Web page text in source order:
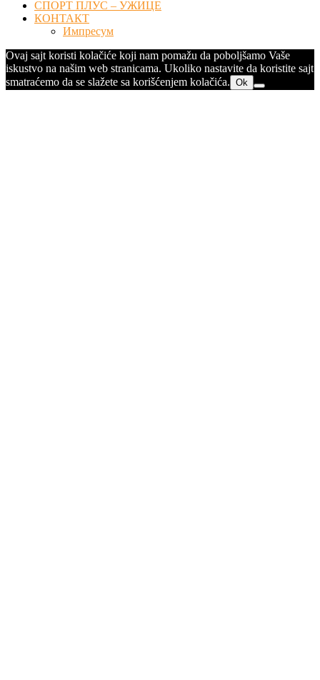
СПОРТ ПЛУС – УЖИЦЕ
КОНТАКТ
Импресум
Ovaj sajt koristi kolačiće koji nam pomažu da poboljšamo Vaše
iskustvo na našim web stranicama. Ukoliko nastavite da koristite sajt
smatraćemo da se slažete sa korišćenjem kolačića. Ok